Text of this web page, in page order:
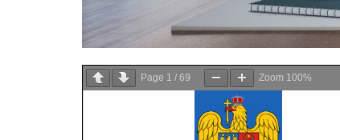
Page 1 / 69 Zoom 100%